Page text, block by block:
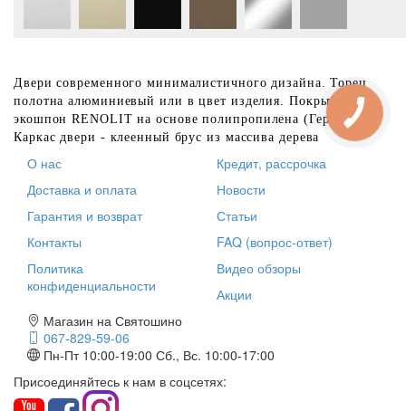
Двери современного минималистичного дизайна. Торец
полотна алюминиевый или в цвет изделия. Покрытие -
экошпон RENOLIT на основе полипропилена (Германия).
Каркас двери - клеенный брус из массива дерева
О нас
Доставка и оплата
Гарантия и возврат
Контакты
Политика
конфиденциальности
Кредит, рассрочка
Новости
Статьи
FAQ (вопрос-ответ)
Видео обзоры
Акции
Магазин на Святошино
067-829-59-06
Пн-Пт 10:00-19:00 Сб., Вс. 10:00-17:00
Присоединяйтесь к нам в соцсетях: